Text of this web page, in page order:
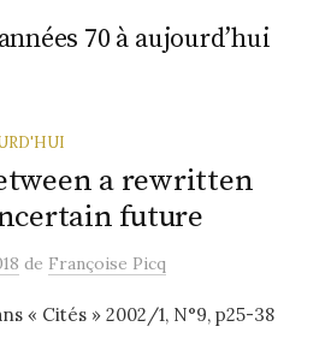
70 à aujourd’hui
a rewritten
future
de Françoise Picq
« Cités » 2002/1, N°9, p25-38